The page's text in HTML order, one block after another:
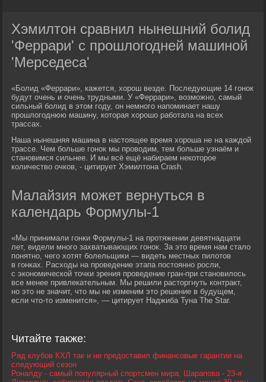
Хэмилтон сравнил нынешний болид
'Феррари' с прошлогодней машиной
'Мерседеса'
«Болид «Феррари», кажется, хорош везде. Последующие 14 гонок
будут очень и очень трудными. У «Феррари», возможно, самый
сильный болид в этом году, он немного напоминает нашу
прошлогоднюю машину, которая хорошо работала на всех
трассах.
Наша нынешняя машина в настоящее время хороша не на каждой
трассе. Чем больше гонок мы проводим, тем больше узнаём и
становимся сильнее. И мы всё ещё набираем некоторое
количество очков, - цитирует Хэмилтона Crash.
Малайзия может вернуться в
календарь Формулы-1
«Мы принимали гонки Формулы-1 на протяжении девятнадцати
лет, видели много захватывающих гонок. За это время нам стало
понятно, чего хотят болельщики — видеть местных пилотов
в гонках. Расходы на проведение этапа постоянно росли,
с экономической точки зрения проведение гран-при становилось
все менее привлекательным. Мы решили расторгнуть контракт,
но это не значит, что мы не изменим это решение в будущем,
если что-то изменится», — цитирует Наджиба Туна The Star.
Читайте также:
Ряд клубов КХЛ так и не предоставил финансовые гарантии на
следующий сезон
Роналду - самый популярный спортсмен мира, Шарапова - 23-я